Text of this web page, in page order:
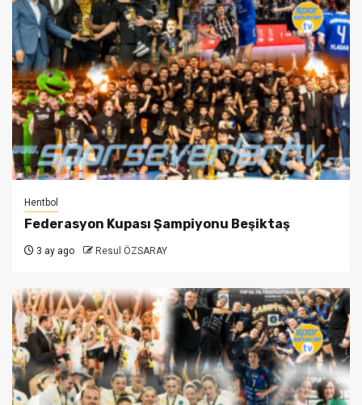
Hentbol
Federasyon Kupası Şampiyonu Beşiktaş
3 ay ago Resul ÖZSARAY